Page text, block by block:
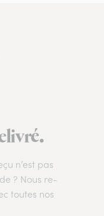
n’est pas
? Nous re-
toutes nos